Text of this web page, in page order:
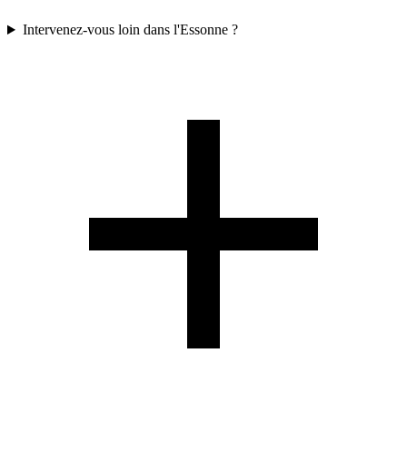
Intervenez-vous loin dans l'Essonne ?